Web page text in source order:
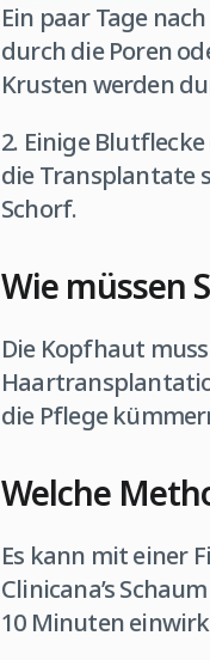
Ein paar Tage
durch die Poren
Krusten werden
2. Einige
die Transplantate
Schorf.
Wie müssen
Die Kopfhaut
die Pflege
Welche
Es kann mit einer
Clinicana’s
10 Minuten